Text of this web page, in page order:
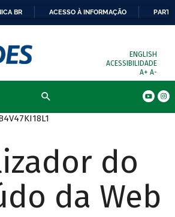
BR ACESSO À INFORMAÇÃO
ENGLISH
ACESSIBILIDADE
A+ A-
do
da Web